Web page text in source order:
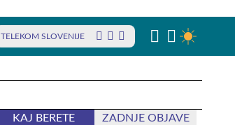
TELEKOM SLOVENIJE
KAJ BERETE ZADNJE OBJAVE